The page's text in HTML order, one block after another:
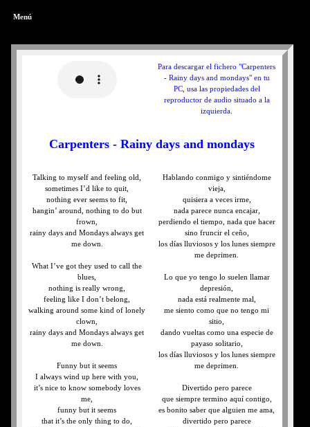
Menú
Para descargar el fichero "Carpenters
- Rainy days and mondays" en tu
PC, usa las propiedades del
reproductor de audio situado a la
izquierda.
Carpenters - Rainy days and mondays
Talking to myself and feeling old,
sometimes I’d like to quit,
nothing ever seems to fit,
hangin’ around, nothing to do but
frown,
rainy days and Mondays always get
me down.
What I’ve got they used to call the
blues,
nothing is really wrong,
feeling like I don’t belong,
walking around some kind of lonely
clown,
rainy days and Mondays always get
me down.
Funny but it seems
I always wind up here with you,
it’s nice to know somebody loves
me,
funny but it seems
that it’s the only thing to do,
Hablando conmigo y sintiéndome
vieja,
quisiera a veces irme,
nada parece nunca encajar,
perdiendo el tiempo, nada que hacer
sino fruncir el ceño,
los días lluviosos y los lunes siempre
me deprimen.
Lo que yo tengo lo suelen llamar
depresión,
nada está realmente mal,
me siento como que no tengo mi
sitio,
dando vueltas como una especie de
payaso solitario,
los días lluviosos y los lunes siempre
me deprimen.
Divertido pero parece
que siempre termino aquí contigo,
es bonito saber que alguien me ama,
divertido pero parece